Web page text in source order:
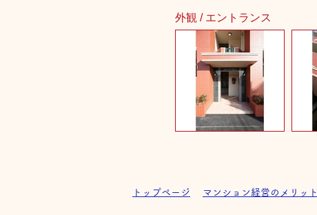
外観 / エントランス
トップページ マンション経営のメリット